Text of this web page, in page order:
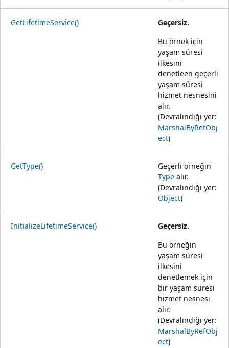
GetLifetimeService()
Geçersiz.
Bu örnek için
yaşam süresi
ilkesini
denetleen geçerli
yaşam süresi
hizmet nesnesini
alır.
(Devralındığı yer:
MarshalByRefObj
ect)
GetType()
Geçerli örneğin
Type alır.
(Devralındığı yer:
Object)
InitializeLifetimeService()
Geçersiz.
Bu örneğin
yaşam süresi
ilkesini
denetlemek için
bir yaşam süresi
hizmet nesnesi
alır.
(Devralındığı yer:
MarshalByRefObj
ect)